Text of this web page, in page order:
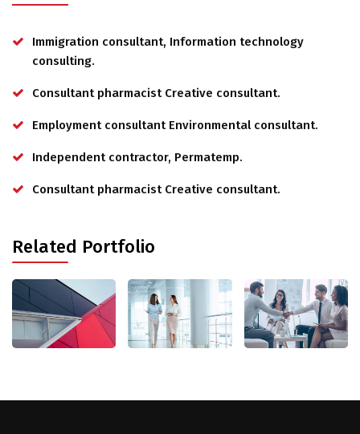
Immigration consultant, Information technology
consulting.
Consultant pharmacist Creative consultant.
Employment consultant Environmental consultant.
Independent contractor, Permatemp.
Consultant pharmacist Creative consultant.
Related Portfolio